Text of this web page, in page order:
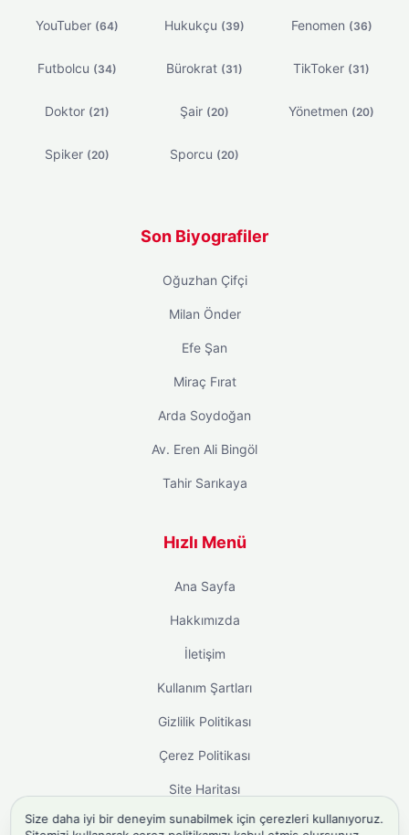
YouTuber (64) Hukukçu (39) Fenomen (36)
Futbolcu (34) Bürokrat (31) TikToker (31)
Doktor (21) Şair (20) Yönetmen (20)
Spiker (20) Sporcu (20)
Son Biyografiler
Oğuzhan Çifçi
Milan Önder
Efe Şan
Miraç Fırat
Arda Soydoğan
Av. Eren Ali Bingöl
Tahir Sarıkaya
Hızlı Menü
Ana Sayfa
Hakkımızda
İletişim
Kullanım Şartları
Gizlilik Politikası
Çerez Politikası
Site Haritası
Size daha iyi bir deneyim sunabilmek için çerezleri kullanıyoruz.